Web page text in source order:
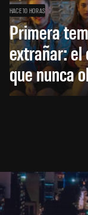
HACE 10 HORAS
Primera
extrañar: el
que nunca